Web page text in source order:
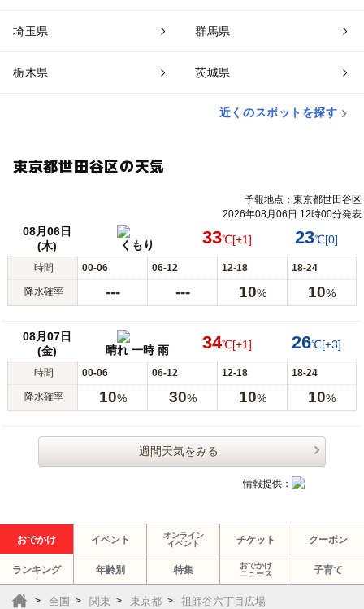
埼玉県 群馬県
栃木県 茨城県
近くのスポットを探す
東京都世田谷区の天気
予報地点：東京都世田谷区
2026年08月06日 12時00分発表
08月06日
(木)
くもり 33℃[+1] 23℃[0]
時間 00-06 06-12 12-18 18-24
降水確率 --- --- 10% 10%
08月07日
(金)
晴れ 一時 雨 34℃[+1] 26℃[+3]
時間 00-06 06-12 12-18 18-24
降水確率 10% 30% 10% 10%
週間天気をみる
情報提供：
おでかけ イベント
オンライン
イベント
チケット クーポン
ランキング 年齢別 特集
おでかけ
ニュース
子育て
全国 関東 東京都 祖師谷六丁目広場